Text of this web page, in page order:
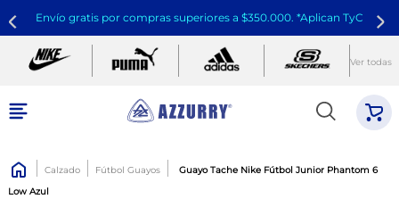
Envío gratis por compras superiores a $350.000. *Aplican TyC
Ver todas
Calzado Fútbol Guayos
Guayo Tache Nike Fútbol Junior Phantom 6
Low Azul